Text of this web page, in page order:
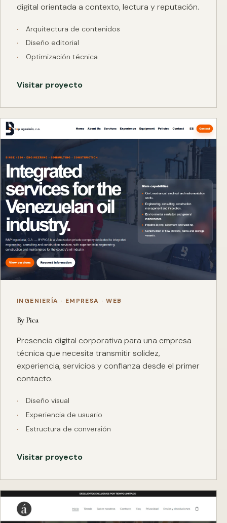
digital orientada a contexto, lectura y reputación.
Arquitectura de contenidos
Diseño editorial
Optimización técnica
Visitar proyecto
INGENIERÍA · EMPRESA · WEB
By Pica
Presencia digital corporativa para una empresa
técnica que necesita transmitir solidez,
experiencia, servicios y confianza desde el primer
contacto.
Diseño visual
Experiencia de usuario
Estructura de conversión
Visitar proyecto